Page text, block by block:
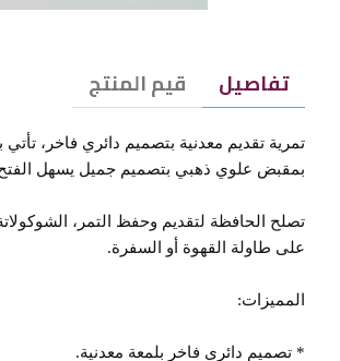
تفاصيل قيم المنتج
تمرية تقديم معدنية بتصميم دائري فاخر،
بمقبض علوي ذهبي بتصميم جميل يسهل الفتح
تصلح الحافظة لتقديم وحفظ التمر،
على طاولة القهوة أو السفرة.
المميزات:
* تصميم دائري فاخر بلمعة معدنية.